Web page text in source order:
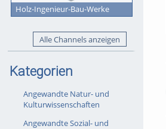
Holz-Ingenieur-Bau-Werke
Alle Channels anzeigen
Kategorien
Angewandte Natur- und
Kulturwissenschaften
Angewandte Sozial- und